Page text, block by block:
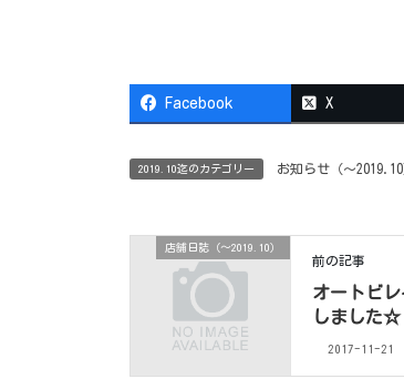
Facebook X
2019.10迄のカテゴリー お知らせ（〜2019.10
店舗日誌（〜2019.10）
前の記事
オートビ
しました☆
2017-11-21